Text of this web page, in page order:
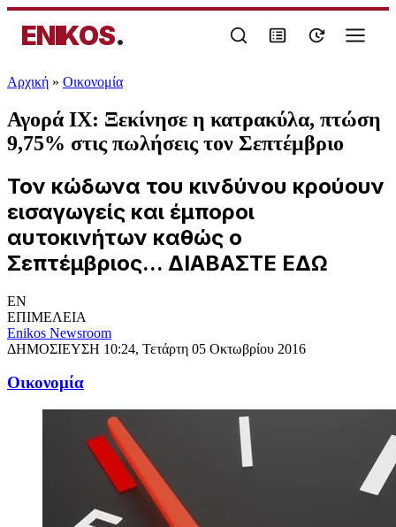
ENIKOS.
Αρχική » Oικονομία
Αγορά ΙΧ: Ξεκίνησε η κατρακύλα, πτώση
9,75% στις πωλήσεις τον Σεπτέμβριο
Τον κώδωνα του κινδύνου κρούουν
εισαγωγείς και έμποροι
αυτοκινήτων καθώς ο
Σεπτέμβριος... ΔΙΑΒΑΣΤΕ ΕΔΩ
EN
ΕΠΙΜΕΛΕΙΑ
Enikos Newsroom
ΔΗΜΟΣΙΕΥΣΗ 10:24, Τετάρτη 05 Οκτωβρίου 2016
Oικονομία